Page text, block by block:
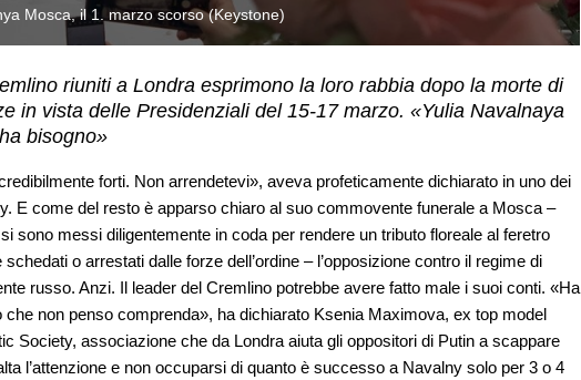
Mosca, il 1. marzo scorso (Keystone)
riuniti a Londra esprimono la loro rabbia dopo la morte di
in vista delle Presidenziali del 15-17 marzo. «Yulia Navalnaya
bisogno»
forti. Non arrendetevi», aveva profeticamente dichiarato in uno dei
E come del resto è apparso chiaro al suo commovente funerale a Mosca –
sono messi diligentemente in coda per rendere un tributo floreale al feretro
o arrestati dalle forze dell’ordine – l’opposizione contro il regime di
russo. Anzi. Il leader del Cremlino potrebbe avere fatto male i suoi conti. «Ha
non penso comprenda», ha dichiarato Ksenia Maximova, ex top model
Society, associazione che da Londra aiuta gli oppositori di Putin a scappare
l’attenzione e non occuparsi di quanto è successo a Navalny solo per 3 o 4